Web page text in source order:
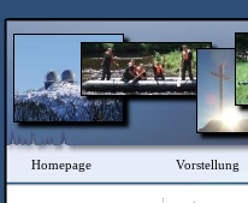
Homepage Vorstellung